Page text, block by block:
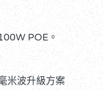
POE。
米波升級方案